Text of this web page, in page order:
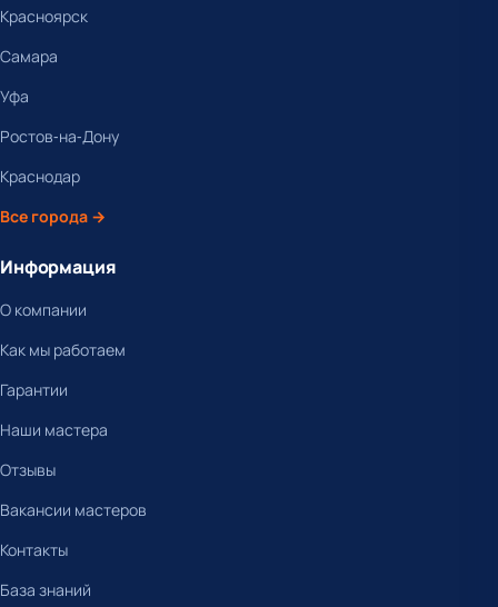
Красноярск
Самара
Уфа
Ростов-на-Дону
Краснодар
Все города →
Информация
О компании
Как мы работаем
Гарантии
Наши мастера
Отзывы
Вакансии мастеров
Контакты
База знаний